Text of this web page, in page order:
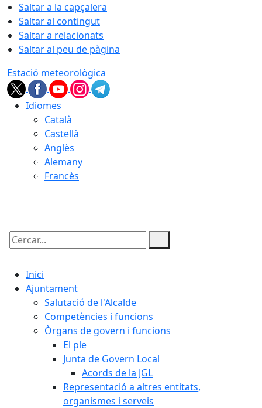
Saltar a la capçalera
Saltar al contingut
Saltar a relacionats
Saltar al peu de pàgina
Estació meteorològica
Idiomes
Català
Castellà
Anglès
Alemany
Francès
Cercar:
Inici
Ajuntament
Salutació de l'Alcalde
Competències i funcions
Òrgans de govern i funcions
El ple
Junta de Govern Local
Acords de la JGL
Representació a altres entitats,
organismes i serveis